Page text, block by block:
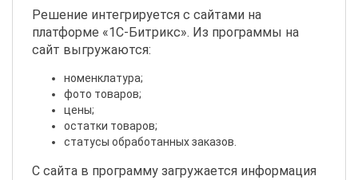
Решение интегрируется с сайтами на
платформе «1С-Битрикс». Из программы на
сайт выгружаются:
номенклатура;
фото товаров;
цены;
остатки товаров;
статусы обработанных заказов.
С сайта в программу загружается информация